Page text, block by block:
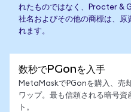
れたものではなく、Procter &
社名およびその他の商標は、原
れます。
数秒でPGonを入手
MetaMaskでPGonを購入、売
ワップ。最も信頼される暗号資
ト。